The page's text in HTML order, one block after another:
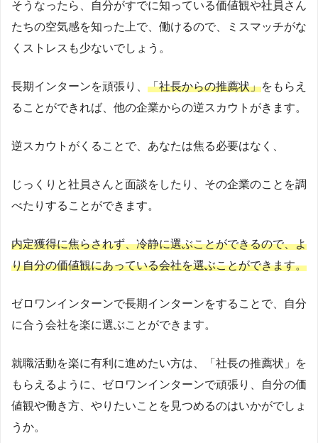
そうなったら、自分がすでに知っている価値観や社員さん
たちの空気感を知った上で、働けるので、ミスマッチがな
くストレスも少ないでしょう。
長期インターンを頑張り、 「社長からの推薦状」をもらえ
ることができれば、他の企業からの逆スカウトがきます。
逆スカウトがくることで、あなたは焦る必要はなく、
じっくりと社員さんと面談をしたり、その企業のことを調
べたりすることができます。
内定獲得に焦らされず、冷静に選ぶことができるので、よ
り自分の価値観にあっている会社を選ぶことができます。
ゼロワンインターンで長期インターンをすることで、自分
に合う会社を楽に選ぶことができます。
就職活動を楽に有利に進めたい方は、「社長の推薦状」を
もらえるように、ゼロワンインターンで頑張り、自分の価
値観や働き方、やりたいことを見つめるのはいかがでしょ
うか。